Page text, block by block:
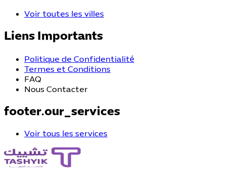
Voir toutes les villes
Liens Importants
Politique de Confidentialité
Termes et Conditions
FAQ
Nous Contacter
footer.our_services
Voir tous les services